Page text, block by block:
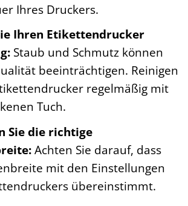
Ihres Druckers.
Ihren Etikettendrucker
Staub und Schmutz können
beeinträchtigen. Reinigen
regelmäßig mit
Tuch.
Sie die richtige
Achten Sie darauf, dass
mit den Einstellungen
übereinstimmt.